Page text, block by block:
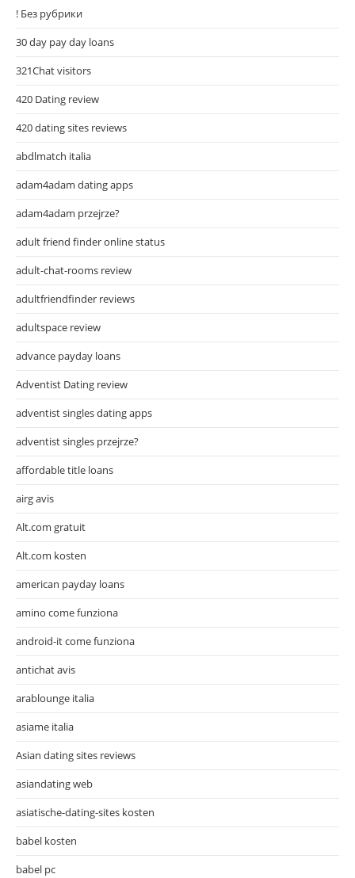
! Без рубрики
30 day pay day loans
321Chat visitors
420 Dating review
420 dating sites reviews
abdlmatch italia
adam4adam dating apps
adam4adam przejrze?
adult friend finder online status
adult-chat-rooms review
adultfriendfinder reviews
adultspace review
advance payday loans
Adventist Dating review
adventist singles dating apps
adventist singles przejrze?
affordable title loans
airg avis
Alt.com gratuit
Alt.com kosten
american payday loans
amino come funziona
android-it come funziona
antichat avis
arablounge italia
asiame italia
Asian dating sites reviews
asiandating web
asiatische-dating-sites kosten
babel kosten
babel pc